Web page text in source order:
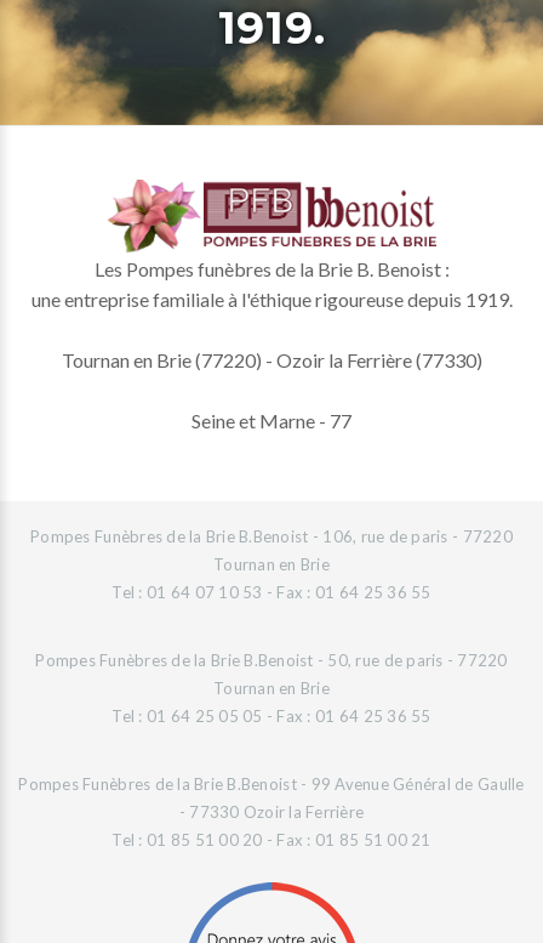
1919.
Les Pompes funèbres de la Brie B. Benoist :
une entreprise familiale à l'éthique rigoureuse depuis 1919.
Tournan en Brie (77220) - Ozoir la Ferrière (77330)
Seine et Marne - 77
Pompes Funèbres de la Brie B.Benoist - 106, rue de paris - 77220
Tournan en Brie
Tel : 01 64 07 10 53 - Fax : 01 64 25 36 55
Pompes Funèbres de la Brie B.Benoist - 50, rue de paris - 77220
Tournan en Brie
Tel : 01 64 25 05 05 - Fax : 01 64 25 36 55
Pompes Funèbres de la Brie B.Benoist - 99 Avenue Général de Gaulle
- 77330 Ozoir la Ferrière
Tel : 01 85 51 00 20 - Fax : 01 85 51 00 21